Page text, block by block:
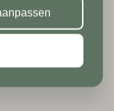
cm
50/30x50/30x3/5 cm
Type C radius